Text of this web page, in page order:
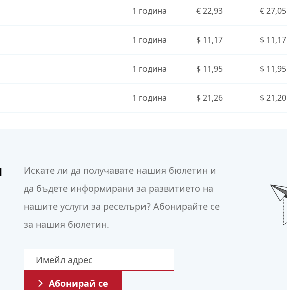
1 година € 22,93 € 27,05
1 година $ 11,17 $ 11,17
1 година $ 11,95 $ 11,95
1 година $ 21,26 $ 21,20
Искате ли да получавате нашия бюлетин и
да бъдете информирани за развитието на
нашите услуги за реселъри? Абонирайте се
за нашия бюлетин.
Абонирай се